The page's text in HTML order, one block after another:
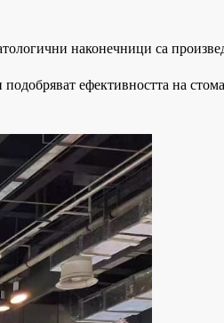
наконечници са
ефективността на